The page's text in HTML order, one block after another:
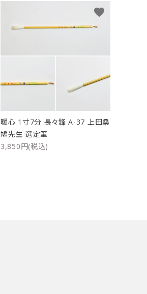
暖心 1寸7分 長々鋒 A-37 上田桑
鳩先生 選定筆
3,850円(税込)
favorite